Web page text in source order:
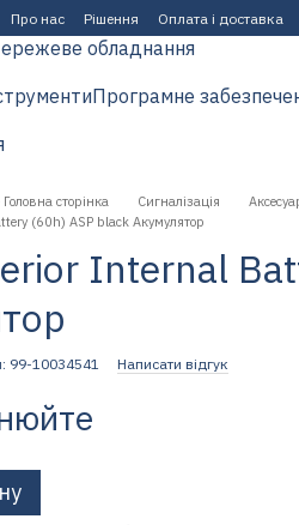
Про нас Рішення Оплата і доставка
обладнання
Програмне
сторінка Сигналізація
(60h) ASP black Акумулятор
Internal
99-10034541 Написати відгук